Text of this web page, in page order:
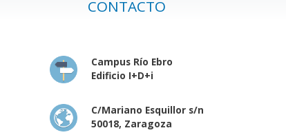
CONTACTO
Campus Río Ebro
Edificio I+D+i
C/Mariano Esquillor s/n
50018, Zaragoza